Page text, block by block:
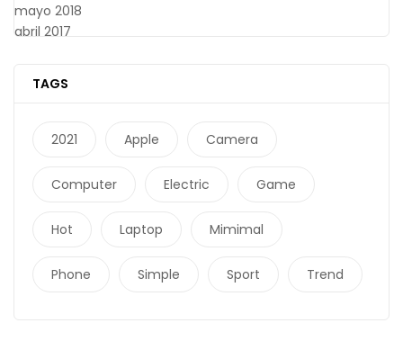
mayo 2018
abril 2017
TAGS
2021 Apple Camera
Computer Electric Game
Hot Laptop Mimimal
Phone Simple Sport Trend